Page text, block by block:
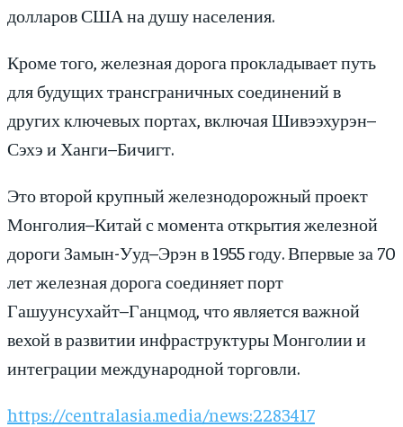
долларов США на душу населения.
Кроме того, железная дорога прокладывает путь
для будущих трансграничных соединений в
других ключевых портах, включая Шивээхурэн–
Сэхэ и Ханги–Бичигт.
Это второй крупный железнодорожный проект
Монголия–Китай с момента открытия железной
дороги Замын-Ууд–Эрэн в 1955 году. Впервые за 70
лет железная дорога соединяет порт
Гашуунсухайт–Ганцмод, что является важной
вехой в развитии инфраструктуры Монголии и
интеграции международной торговли.
https://centralasia.media/news:2283417